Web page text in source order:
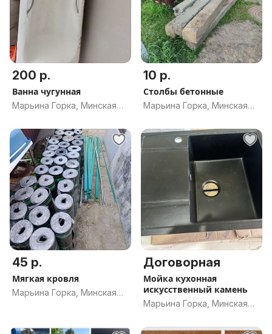
200 р.
Ванна чугунная
Марьина Горка, Минская
10 р.
Столбы бетонные
Марьина Горка, Минская
45 р.
Мягкая кровля
Марьина Горка, Минская
Договорная
Мойка кухонная
искусственный камень
Марьина Горка, Минская